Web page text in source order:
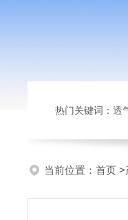
热门关键词： 透
当前位置： 首页 >